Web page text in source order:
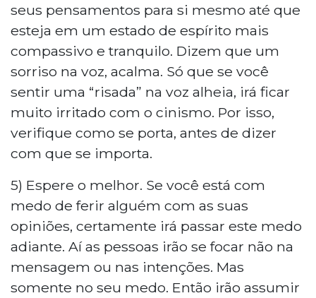
seus pensamentos para si mesmo até que
esteja em um estado de espírito mais
compassivo e tranquilo. Dizem que um
sorriso na voz, acalma. Só que se você
sentir uma “risada” na voz alheia, irá ficar
muito irritado com o cinismo. Por isso,
verifique como se porta, antes de dizer
com que se importa.
5) Espere o melhor. Se você está com
medo de ferir alguém com as suas
opiniões, certamente irá passar este medo
adiante. Aí as pessoas irão se focar não na
mensagem ou nas intenções. Mas
somente no seu medo. Então irão assumir